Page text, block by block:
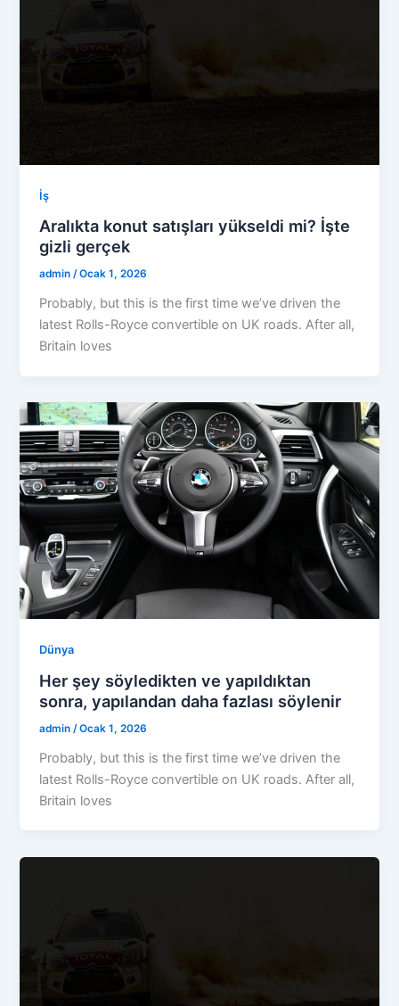
İş
Aralıkta konut satışları yükseldi mi? İşte
gizli gerçek
admin/Ocak 1, 2026
Probably, but this is the first time we’ve driven the
latest Rolls-Royce convertible on UK roads. After all,
Britain loves
Dünya
Her şey söyledikten ve yapıldıktan
sonra, yapılandan daha fazlası söylenir
admin /Ocak 1, 2026
Probably, but this is the first time we’ve driven the
latest Rolls-Royce convertible on UK roads. After all,
Britain loves